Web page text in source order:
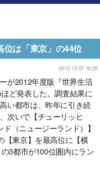
位は「東京」の44位
2012-12-07 16:29
が2012年度版『世界生活
ど発表した。調査結果に
い都市は、昨年に引き続
次いで【チューリッヒ
（ニュージーランド）】
【東京】を最高位に【横
3都市が100位圏内にラン